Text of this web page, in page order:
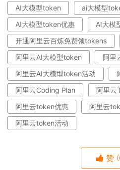
AI大模型token
ai大模型
AI大模型token优惠
AI大模
开通阿里云百炼免费领tokens
阿里云AI大模型token
阿里
阿里云AI大模型token活动
阿里云Coding Plan
阿里云
阿里云token优惠
阿里云
阿里云token活动
赞